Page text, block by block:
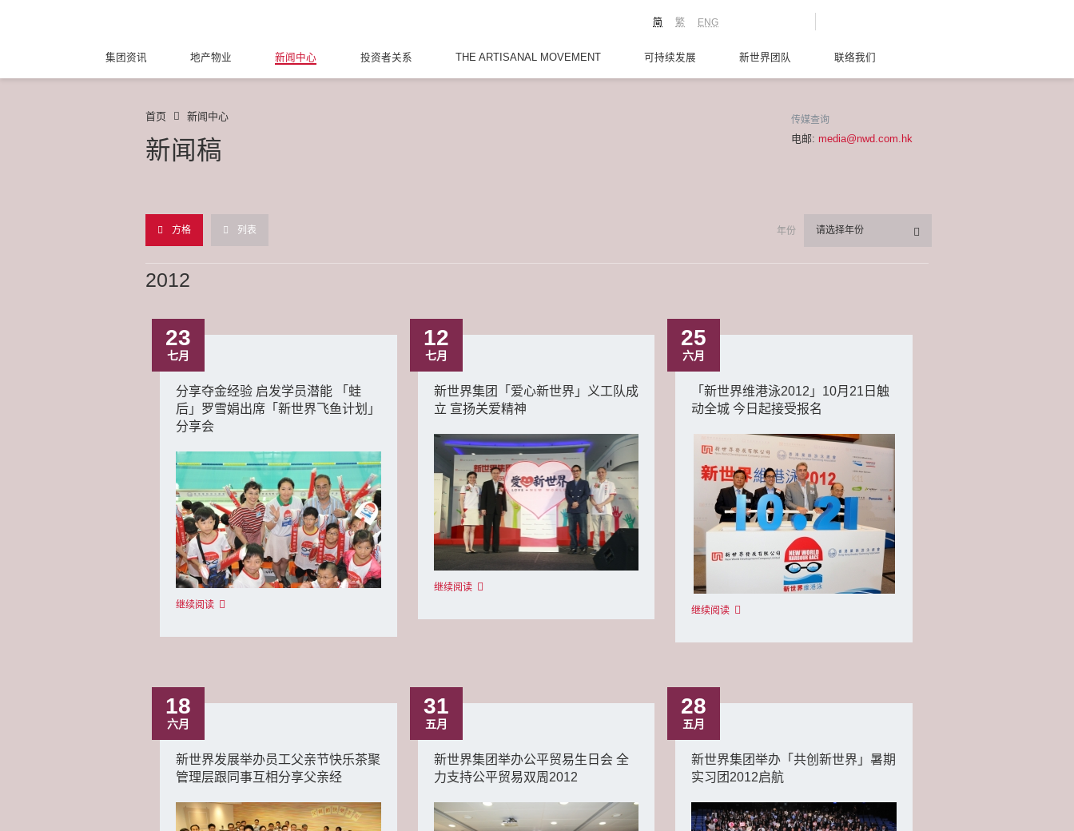
ENG
繁
简
集团资讯 地产物业 新闻中心 投资者关系 THE ARTISANAL MOVEMENT 可持续发展 新世界团队 联络我们
首页 新闻中心
新闻稿
传媒查询
电邮: media@nwd.com.hk
方格 列表 年份 请选择年份
2012
23
七月
分享夺金经验 启发学员潜能 「蛙
后」罗雪娟出席「新世界飞鱼计划」
分享会
继续阅读
12
七月
新世界集团「爱心新世界」义工队成
立 宣扬关爱精神
继续阅读
25
六月
「新世界维港泳2012」10月21日触
动全城 今日起接受报名
继续阅读
18
六月
新世界发展举办员工父亲节快乐茶聚
管理层跟同事互相分享父亲经
31
五月
新世界集团举办公平贸易生日会 全
力支持公平贸易双周2012
28
五月
新世界集团举办「共创新世界」暑期
实习团2012启航